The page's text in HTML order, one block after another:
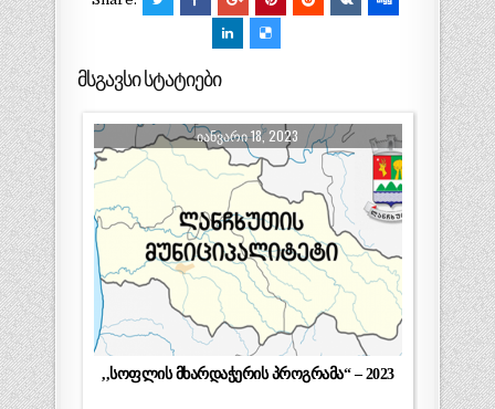
მსგავსი სტატიები
ᲘᲐᲜᲕᲐᲠᲘ 18, 2023
,,სოფლის მხარდაჭერის პროგრამა“ – 2023